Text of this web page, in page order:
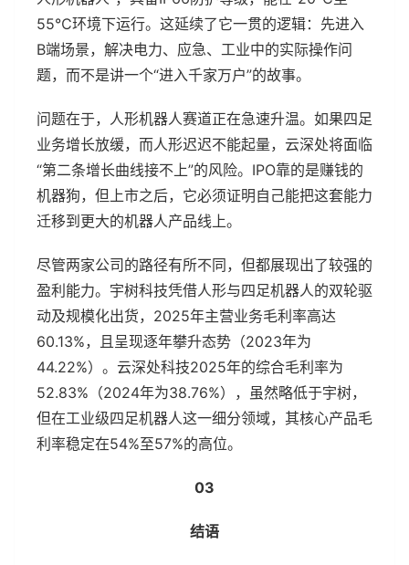
55℃环境下运行。这延续了它一贯的逻辑：先进入
B端场景，解决电力、应急、工业中的实际操作问
题，而不是讲一个“进入千家万户”的故事。
问题在于，人形机器人赛道正在急速升温。如果四足
业务增长放缓，而人形迟迟不能起量，云深处将面临
“第二条增长曲线接不上”的风险。IPO靠的是赚钱的
机器狗，但上市之后，它必须证明自己能把这套能力
迁移到更大的机器人产品线上。
尽管两家公司的路径有所不同，但都展现出了较强的
盈利能力。宇树科技凭借人形与四足机器人的双轮驱
动及规模化出货，2025年主营业务毛利率高达
60.13%，且呈现逐年攀升态势（2023年为
44.22%）。云深处科技2025年的综合毛利率为
52.83%（2024年为38.76%），虽然略低于宇树，
但在工业级四足机器人这一细分领域，其核心产品毛
利率稳定在54%至57%的高位。
03
结语